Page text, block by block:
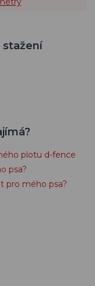
stažení
plotu d-fence
psa?
pro mého psa?